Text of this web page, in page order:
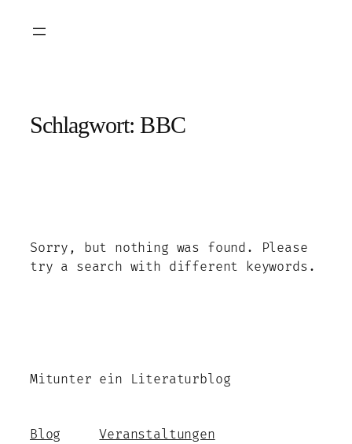
Inhalt
Schlagwort:BBC
Sorry, but nothing was found. Please
try a search with different keywords.
Mitunter ein Literaturblog
Blog
Veranstaltungen